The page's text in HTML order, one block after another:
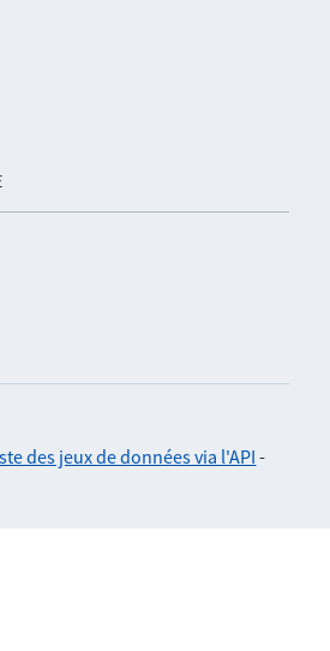
des jeux de données via l'API -